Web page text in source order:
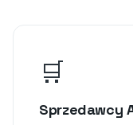
🛒
Sprzedawcy